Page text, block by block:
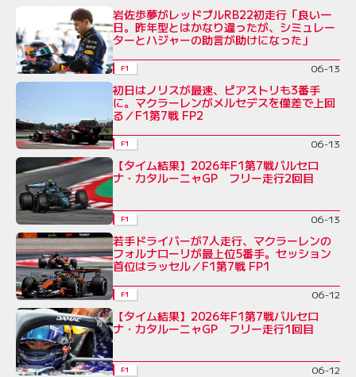
岩佐歩夢がレッドブルRB22初走行「良い一
日。昨年型とはかなり違ったが、シミュレー
ターとハジャーの助言が助けになった」
F1 06-13
初日はノリスが最速、ピアストリも3番手
に。マクラーレンがメルセデスを僅差で上回
る／F1第7戦 FP2
F1 06-13
【タイム結果】2026年F1第7戦バルセロ
ナ・カタルーニャGP フリー走行2回目
F1 06-13
若手ドライバーが7人走行、マクラーレンの
フォルナローリが最上位5番手。セッション
首位はラッセル／F1第7戦 FP1
F1 06-12
【タイム結果】2026年F1第7戦バルセロ
ナ・カタルーニャGP フリー走行1回目
F1 06-12